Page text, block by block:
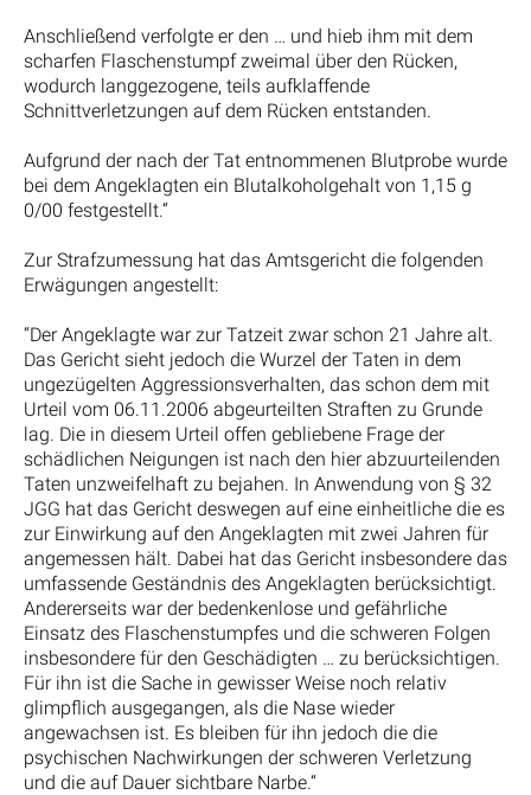
Anschließend verfolgte er den … und hieb ihm mit dem
scharfen Flaschenstumpf zweimal über den Rücken,
wodurch langgezogene, teils aufklaffende
Schnittverletzungen auf dem Rücken entstanden.
Aufgrund der nach der Tat entnommenen Blutprobe wurde
bei dem Angeklagten ein Blutalkoholgehalt von 1,15 g
0/00 festgestellt.“
Zur Strafzumessung hat das Amtsgericht die folgenden
Erwägungen angestellt:
“Der Angeklagte war zur Tatzeit zwar schon 21 Jahre alt.
Das Gericht sieht jedoch die Wurzel der Taten in dem
ungezügelten Aggressionsverhalten, das schon dem mit
Urteil vom 06.11.2006 abgeurteilten Straften zu Grunde
lag. Die in diesem Urteil offen gebliebene Frage der
schädlichen Neigungen ist nach den hier abzuurteilenden
Taten unzweifelhaft zu bejahen. In Anwendung von § 32
JGG hat das Gericht deswegen auf eine einheitliche die es
zur Einwirkung auf den Angeklagten mit zwei Jahren für
angemessen hält. Dabei hat das Gericht insbesondere das
umfassende Geständnis des Angeklagten berücksichtigt.
Andererseits war der bedenkenlose und gefährliche
Einsatz des Flaschenstumpfes und die schweren Folgen
insbesondere für den Geschädigten … zu berücksichtigen.
Für ihn ist die Sache in gewisser Weise noch relativ
glimpflich ausgegangen, als die Nase wieder
angewachsen ist. Es bleiben für ihn jedoch die die
psychischen Nachwirkungen der schweren Verletzung
und die auf Dauer sichtbare Narbe.“